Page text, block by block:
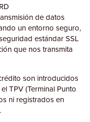
de datos
un entorno seguro,
estándar SSL
que nos transmita
son introducidos
TPV (Terminal Punto
ni registrados en